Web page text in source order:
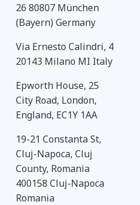
26 80807 München
(Bayern) Germany
Via Ernesto Calindri, 4
20143 Milano MI Italy
Epworth House, 25
City Road, London,
England, EC1Y 1AA
19-21 Constanta St,
Cluj-Napoca, Cluj
County, Romania
400158 Cluj-Napoca
Romania